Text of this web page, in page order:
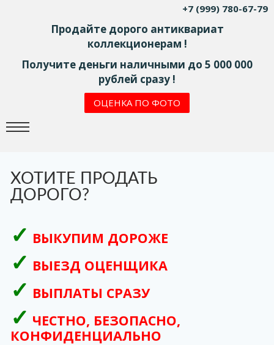
+7 (999) 780-67-79
Продайте дорого антиквариат
коллекционерам !
Получите деньги наличными до 5 000 000
рублей сразу !
ОЦЕНКА ПО ФОТО
ХОТИТЕ ПРОДАТЬ
ДОРОГО?
ВЫКУПИМ ДОРОЖЕ
ВЫЕЗД ОЦЕНЩИКА
ВЫПЛАТЫ СРАЗУ
ЧЕСТНО, БЕЗОПАСНО,
КОНФИДЕНЦИАЛЬНО